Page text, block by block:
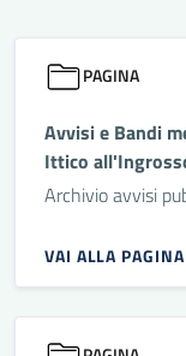
PAGINA
Avvisi e Bandi
Ittico
Archivio avvisi
VAI ALLA PAGINA